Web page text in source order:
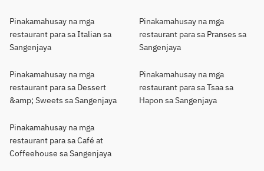
Pinakamahusay na mga
restaurant para sa Italian sa
Sangenjaya
Pinakamahusay na mga
restaurant para sa Pranses sa
Sangenjaya
Pinakamahusay na mga
restaurant para sa Dessert
&amp; Sweets sa Sangenjaya
Pinakamahusay na mga
restaurant para sa Tsaa sa
Hapon sa Sangenjaya
Pinakamahusay na mga
restaurant para sa Café at
Coffeehouse sa Sangenjaya